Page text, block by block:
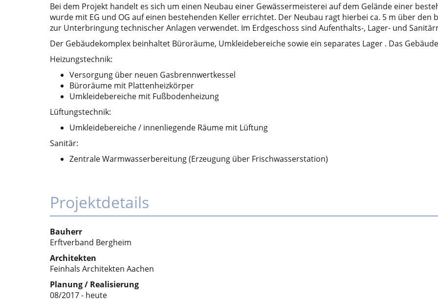
Bei dem Projekt handelt es sich um einen Neubau einer Gewässermeisterei auf dem Gelände einer
wurde mit EG und OG auf einen bestehenden Keller errichtet. Der Neubau ragt hierbei ca. 5 m über den
zur Unterbringung technischer Anlagen verwendet. Im Erdgeschoss sind Aufenthalts-, Lager- und
Der Gebäudekomplex beinhaltet Büroräume, Umkleidebereiche sowie ein separates Lager . Das
Heizungstechnik:
Versorgung über neuen Gasbrennwertkessel
Büroräume mit Plattenheizkörper
Umkleidebereiche mit Fußbodenheizung
Lüftungstechnik:
Umkleidebereiche / innenliegende Räume mit Lüftung
Sanitär:
Zentrale Warmwasserbereitung (Erzeugung über Frischwasserstation)
Projektdetails
Bauherr
Erftverband Bergheim
Architekten
Feinhals Architekten Aachen
Planung / Realisierung
08/2017 - heute